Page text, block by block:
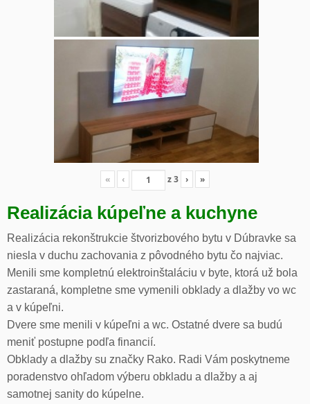
« ‹ z3 › »
Realizácia kúpeľne a kuchyne
Realizácia rekonštrukcie štvorizbového bytu v Dúbravke sa
niesla v duchu zachovania z pôvodného bytu čo najviac.
Menili sme kompletnú elektroinštaláciu v byte, ktorá už bola
zastaraná, kompletne sme vymenili obklady a dlažby vo wc
a v kúpeľni.
Dvere sme menili v kúpeľni a wc. Ostatné dvere sa budú
meniť postupne podľa financií.
Obklady a dlažby su značky Rako. Radi Vám poskytneme
poradenstvo ohľadom výberu obkladu a dlažby a aj
samotnej sanity do kúpelne.